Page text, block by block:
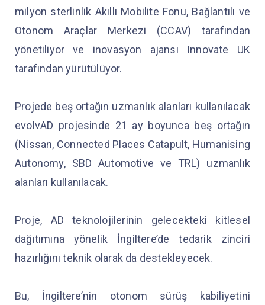
milyon sterlinlik Akıllı Mobilite Fonu, Bağlantılı ve
Otonom Araçlar Merkezi (CCAV) tarafından
yönetiliyor ve inovasyon ajansı Innovate UK
tarafından yürütülüyor.
Projede beş ortağın uzmanlık alanları kullanılacak
evolvAD projesinde 21 ay boyunca beş ortağın
(Nissan, Connected Places Catapult, Humanising
Autonomy, SBD Automotive ve TRL) uzmanlık
alanları kullanılacak.
Proje, AD teknolojilerinin gelecekteki kitlesel
dağıtımına yönelik İngiltere’de tedarik zinciri
hazırlığını teknik olarak da destekleyecek.
Bu, İngiltere’nin otonom sürüş kabiliyetini